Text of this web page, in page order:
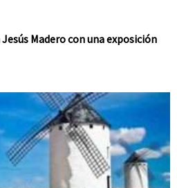
Madero con una exposición